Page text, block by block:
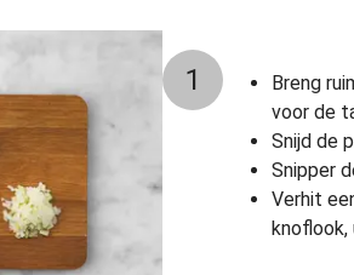
1
Breng
voor de
Snijd de
Snipper
Verhit
knoflook,